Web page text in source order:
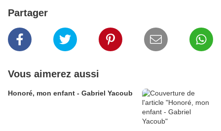
Partager
Vous aimerez aussi
Honoré, mon enfant - Gabriel Yacoub